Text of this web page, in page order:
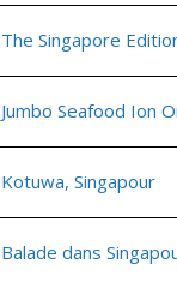
The Singapore
Jumbo Seafood Ion
Kotuwa, Singapour
Balade dans